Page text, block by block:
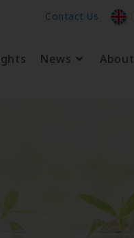
Contact Us
News About